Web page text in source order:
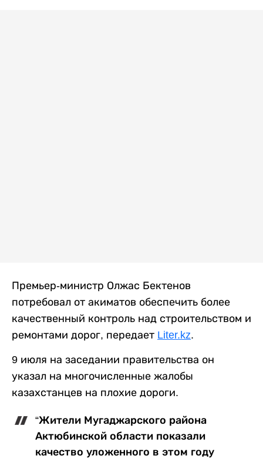
Премьер-министр Олжас Бектенов
потребовал от акиматов обеспечить более
качественный контроль над строительством и
ремонтами дорог, передает Liter.kz.
9 июля на заседании правительства он
указал на многочисленные жалобы
казахстанцев на плохие дороги.
“Жители Мугаджарского района
Актюбинской области показали
качество уложенного в этом году